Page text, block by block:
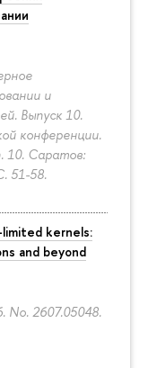
и
Выпуск 10.
конференции.
10. Саратов:
51-58.
kernels:
and beyond
No. 2607.05048.